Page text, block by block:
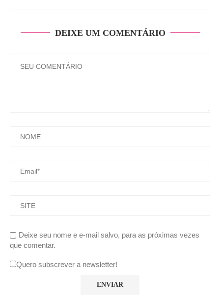
DEIXE UM COMENTÁRIO
Deixe seu nome e e-mail salvo, para as próximas vezes
que comentar.
Quero subscrever a newsletter!